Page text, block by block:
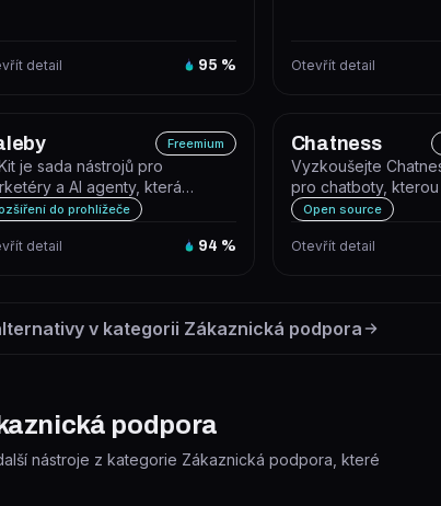
detail 95 % Otevřít detail
Freemium
je sada nástrojů pro
a AI agenty, která
sledovat konkurenční
do prohlížeče
detail 94 %
Chatness
Vyzkoušejte
pro chatboty,
hostovat sami. S
Open source
Otevřít detail
v kategorii Zákaznická podpora
podpora
nástroje z kategorie Zákaznická podpora, které